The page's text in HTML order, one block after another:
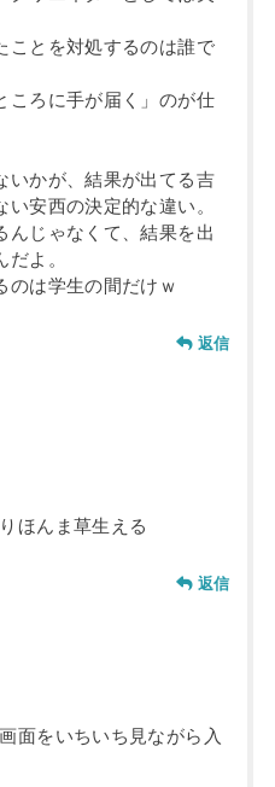
ことを対処するのは誰で
ころに手が届く」のが仕
いかが、結果が出てる吉
い安西の決定的な違い。
んじゃなくて、結果を出
よ。
のは学生の間だけｗ
返信
ほんま草生える
返信
面をいちいち見ながら入